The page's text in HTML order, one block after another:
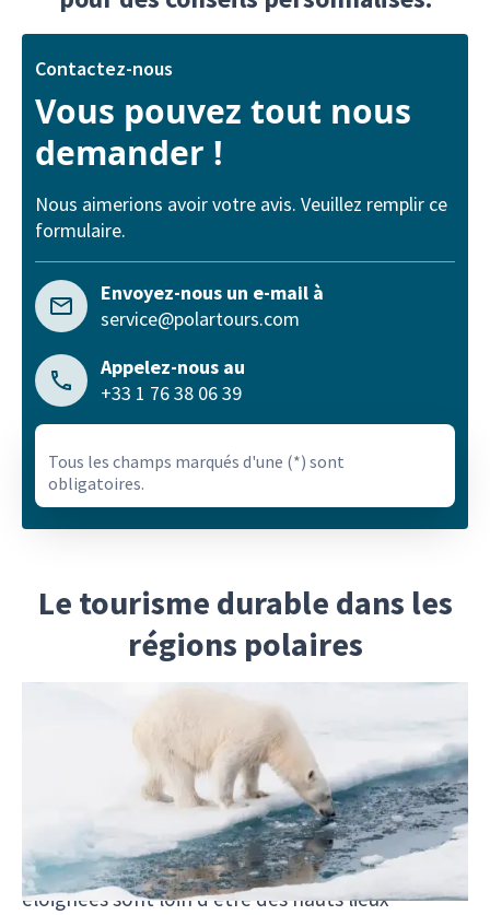
Contactez-nous
Vous pouvez tout nous
demander !
Nous aimerions avoir votre avis. Veuillez remplir ce
formulaire.
Envoyez-nous un e-mail à
service@polartours.com
Appelez-nous au
+33 1 76 38 06 39
Tous les champs marqués d'une (*) sont
obligatoires.
Le tourisme durable dans les
régions polaires
Avec plus de 30 navires de croisière d’expédition
dédiés naviguant régulièrement dans leurs eaux,
les régions polaires sont devenues une
destination de plus en plus prisée pour les
croisières d’exploration en Arctique et en
Antarctique. Cependant, ces régions vierges et
éloignées sont loin d’être des hauts lieux